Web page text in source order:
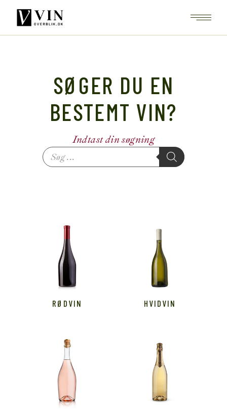
SØGER DU EN
BESTEMT VIN?
Indtast din søgning
RØDVIN HVIDVIN